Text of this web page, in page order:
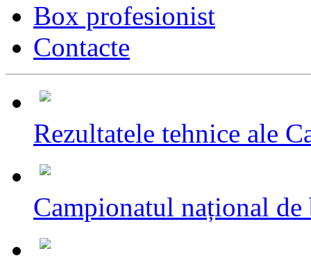
Box profesionist
Contacte
Rezultatele tehnice ale
Campionatul național